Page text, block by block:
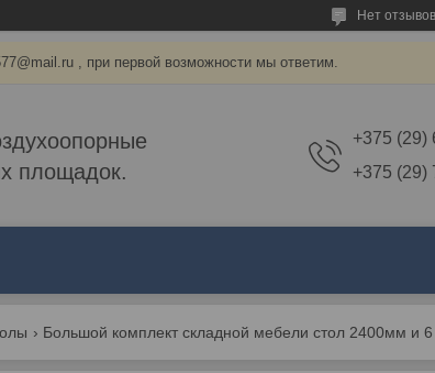
Нет
, при первой возможности мы ответим.
площадок.
+375 (29)
+375 (29)